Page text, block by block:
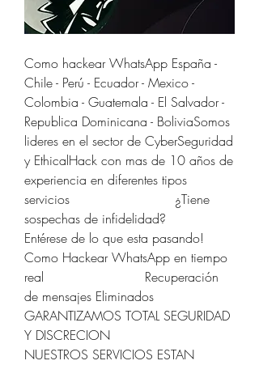
Como hackear WhatsApp España -
Chile - Perú - Ecuador - Mexico -
Colombia - Guatemala - El Salvador -
Republica Dominicana - BoliviaSomos
lideres en el sector de CyberSeguridad
y EthicalHack con mas de 10 años de
experiencia en diferentes tipos
servicios                          ¿Tiene
sospechas de infidelidad?
Entérese de lo que esta pasando!
Como Hackear WhatsApp en tiempo
real                         Recuperación
de mensajes Eliminados
GARANTIZAMOS TOTAL SEGURIDAD
Y DISCRECION
NUESTROS SERVICIOS ESTAN